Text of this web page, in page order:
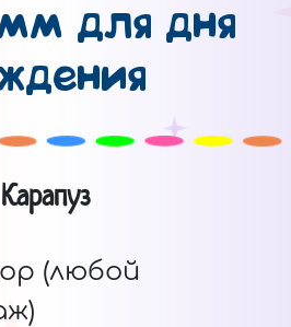
для дня
Карапуз
(любой